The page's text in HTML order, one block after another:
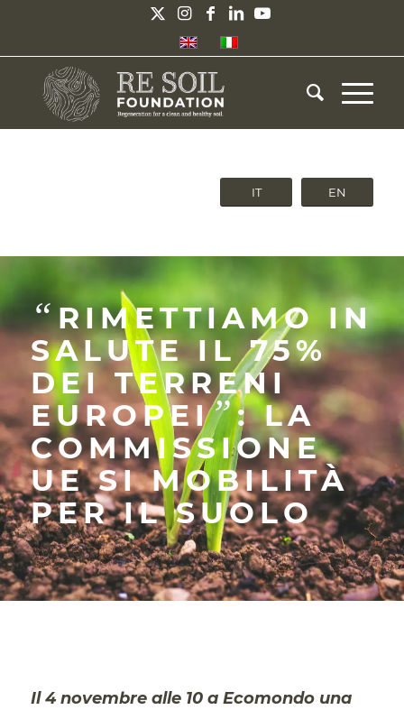
IT EN
“RIMETTIAMO IN
SALUTE IL 75%
DEI TERRENI
EUROPEI”: LA
COMMISSIONE
UE SI MOBILITÀ
PER IL SUOLO
Il 4 novembre alle 10 a Ecomondo una